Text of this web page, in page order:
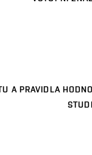
A PRAVIDLA